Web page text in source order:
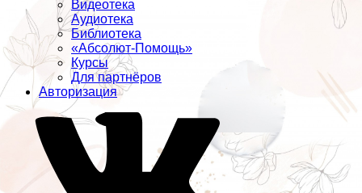
Видеотека
Аудиотека
Библиотека
«Абсолют-Помощь»
Курсы
Для партнёров
Авторизация